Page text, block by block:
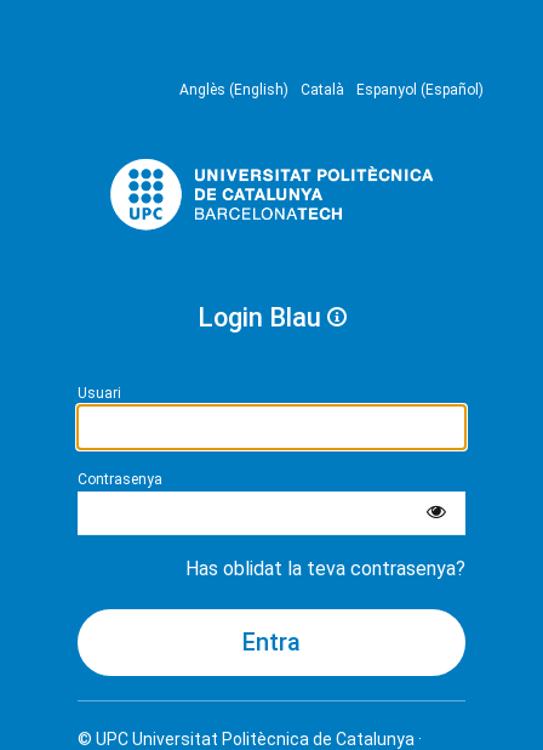
Anglès (English) Català Espanyol (Español)
Login Blau
Usuari
Contrasenya
Has oblidat la teva contrasenya?
© UPCUniversitat Politècnica de Catalunya ·